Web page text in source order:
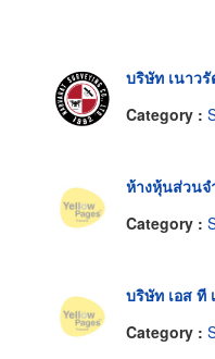
บริษัท เนาว
Category :
ห้างหุ้นส่วนจ
Category :
บริษัท เอส ที
Category :